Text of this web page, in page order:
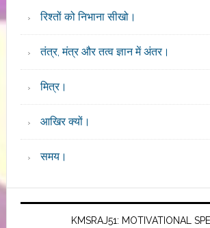
रिश्तों को निभाना सीखो।
तंत्र, मंत्र और तत्व ज्ञान में अंतर।
मित्र।
आखिर क्यों।
समय।
KMSRAJ51: MOTIVATIONAL